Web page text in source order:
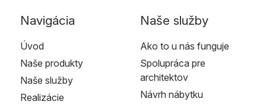
Navigácia
Úvod
Naše produkty
Naše služby
Realizácie
Naše služby
Ako to u nás funguje
Spolupráca pre
architektov
Návrh nábytku